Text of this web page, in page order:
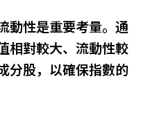
動性是重要考量。通
相對較大、流動性較
分股，以確保指數的